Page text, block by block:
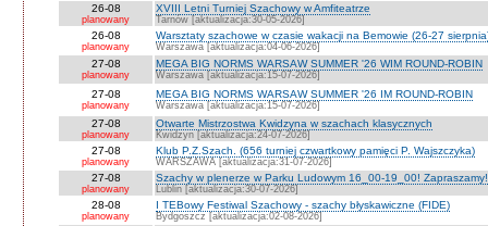
26-08
planowany
XVIII Letni Turniej Szachowy w Amfiteatrze
Tarnów [aktualizacja:30-05-2026]
26-08
planowany
Warsztaty szachowe w czasie wakacji na Bemowie (26-27
Warszawa [aktualizacja:04-06-2026]
27-08
planowany
MEGA BIG NORMS WARSAW SUMMER '26 WIM ROUND-ROBIN
Warszawa [aktualizacja:15-07-2026]
27-08
planowany
MEGA BIG NORMS WARSAW SUMMER '26 IM ROUND-ROBIN
Warszawa [aktualizacja:15-07-2026]
27-08
planowany
Otwarte Mistrzostwa Kwidzyna w szachach klasycznych
Kwidzyn [aktualizacja:24-07-2026]
27-08
planowany
Klub P.Z.Szach. (656 turniej czwartkowy pamięci P. Wajszczyka)
WARSZAWA [aktualizacja:31-07-2026]
27-08
planowany
Szachy w plenerze w Parku Ludowym 16_00-19_00! Zapraszamy!
Lublin [aktualizacja:30-07-2026]
28-08
planowany
I TEBowy Festiwal Szachowy - szachy błyskawiczne (FIDE)
Bydgoszcz [aktualizacja:02-08-2026]